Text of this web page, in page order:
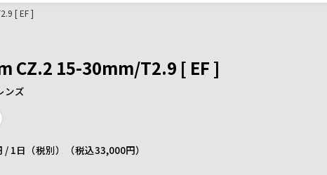
[ EF ]
CZ.2 15-30mm/T2.9 [ EF ]
ンズ
/ 1日（税別） （税込33,000円）